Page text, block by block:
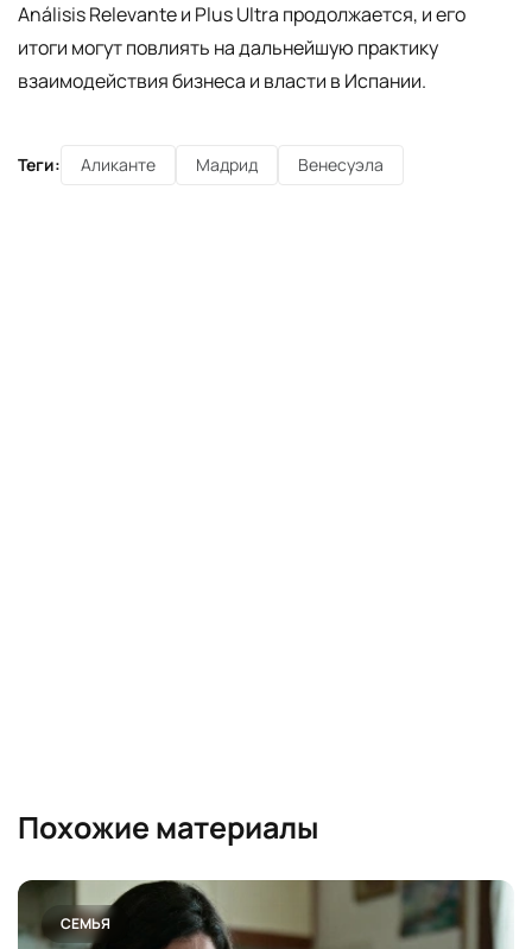
Análisis Relevante и Plus Ultra продолжается, и его
итоги могут повлиять на дальнейшую практику
взаимодействия бизнеса и власти в Испании.
Теги: Аликанте Мадрид Венесуэла
Похожие материалы
СЕМЬЯ